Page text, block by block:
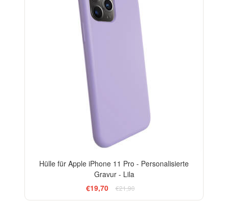
Hülle für Apple iPhone 11 Pro - Personalisierte
Gravur - Lila
€19,70
€21,90